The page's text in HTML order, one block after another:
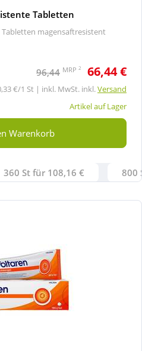
Tabletten
Tabletten magensaftresistent
96,44 MRP 2 66,44 €
€/1 St | inkl. MwSt. inkl.Versand
Artikel auf Lager
Warenkorb
360 St für 108,16 € 800